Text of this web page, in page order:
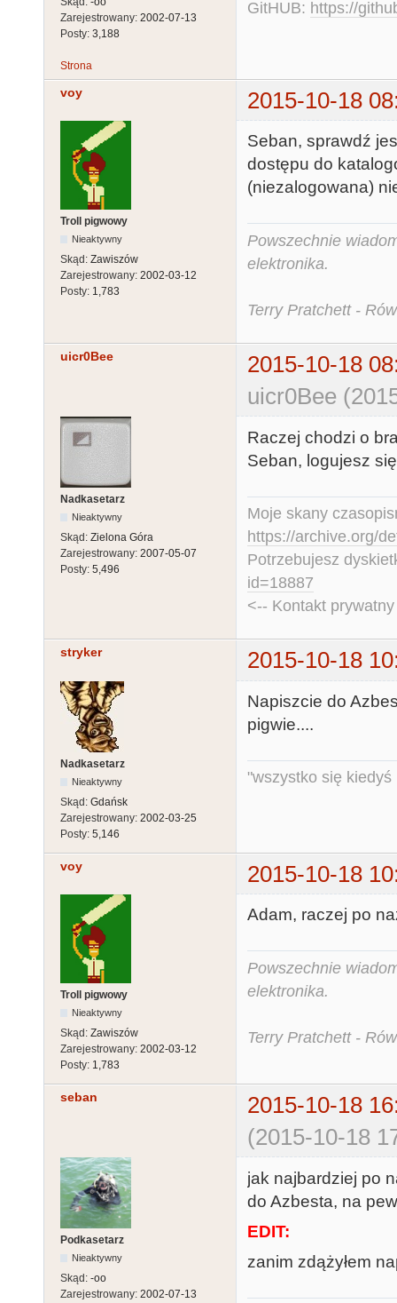
Zarejestrowany: 2002-07-13
Posty: 3,188
GitHUB: https://
Strona
voy 2015-10-18
Troll pigwowy
Nieaktywny
Skąd: Zawiszów
Zarejestrowany: 2002-03-12
Posty: 1,783
Seban, sprawdź
dostępu do
(niezalogowana)
Powszechnie
elektronika.
Terry Pratchett -
uicr0Bee
2015-10-18
uicr0Bee
Nadkasetarz
Nieaktywny
Skąd: Zielona Góra
Zarejestrowany: 2007-05-07
Posty: 5,496
Raczej chodzi o
Seban, logujesz
Moje skany
https://archive.org/
Potrzebujesz
id=18887
<-- Kontakt
stryker 2015-10-18
Nadkasetarz
Nieaktywny
Skąd: Gdańsk
Zarejestrowany: 2002-03-25
Posty: 5,146
Napiszcie do
pigwie....
"wszystko się kiedyś
voy 2015-10-18
Troll pigwowy
Nieaktywny
Skąd: Zawiszów
Zarejestrowany: 2002-03-12
Posty: 1,783
Adam, raczej po
Powszechnie
elektronika.
Terry Pratchett -
seban
2015-10-18
(2015-10-18
Podkasetarz
Nieaktywny
Skąd: -oo
Zarejestrowany: 2002-07-13
jak najbardziej po
do Azbesta, na
EDIT:
zanim zdążyłem